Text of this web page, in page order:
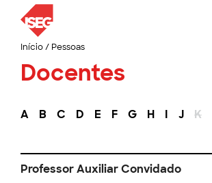
Início/ Pessoas
Docentes
A B C D E F G H I J K
Professor Auxiliar Convidado